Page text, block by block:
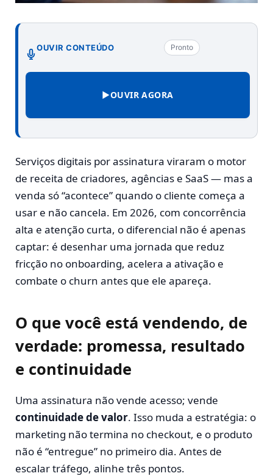
OUVIR CONTEÚDO Pronto
▶OUVIR AGORA
Serviços digitais por assinatura viraram o motor
de receita de criadores, agências e SaaS — mas a
venda só “acontece” quando o cliente começa a
usar e não cancela. Em 2026, com concorrência
alta e atenção curta, o diferencial não é apenas
captar: é desenhar uma jornada que reduz
fricção no onboarding, acelera a ativação e
combate o churn antes que ele apareça.
O que você está vendendo, de
verdade: promessa, resultado
e continuidade
Uma assinatura não vende acesso; vende
continuidade de valor. Isso muda a estratégia: o
marketing não termina no checkout, e o produto
não é “entregue” no primeiro dia. Antes de
escalar tráfego, alinhe três pontos.